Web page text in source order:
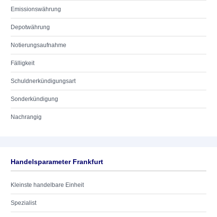
Emissionswährung
Depotwährung
Notierungsaufnahme
Fälligkeit
Schuldnerkündigungsart
Sonderkündigung
Nachrangig
Handelsparameter Frankfurt
Kleinste handelbare Einheit
Spezialist